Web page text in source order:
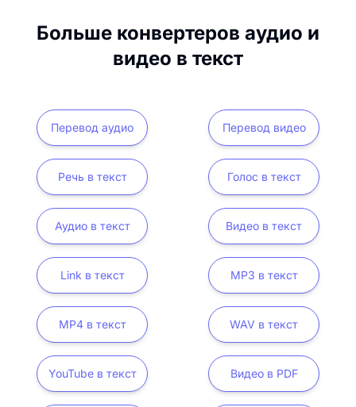
Больше конвертеров аудио и
видео в текст
Перевод аудио Перевод видео
Речь в текст Голос в текст
Аудио в текст Видео в текст
Link в текст MP3 в текст
MP4 в текст WAV в текст
YouTube в текст Видео в PDF